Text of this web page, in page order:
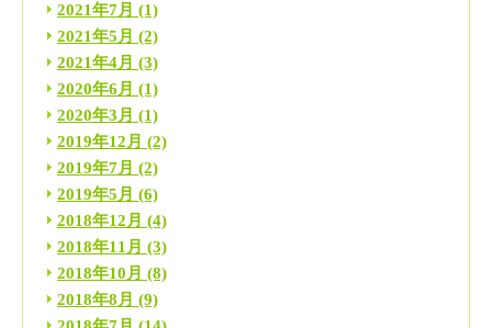
2021年7月 (1)
2021年5月 (2)
2021年4月 (3)
2020年6月 (1)
2020年3月 (1)
2019年12月 (2)
2019年7月 (2)
2019年5月 (6)
2018年12月 (4)
2018年11月 (3)
2018年10月 (8)
2018年8月 (9)